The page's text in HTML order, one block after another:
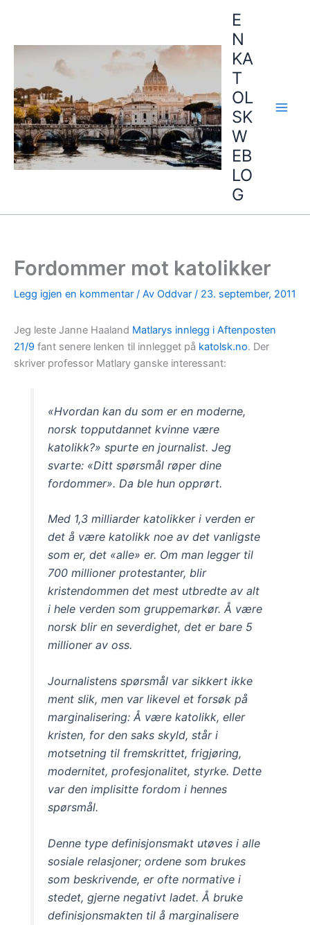
E
N
KA
T
OL
SK
W
EB
LO
G
Fordommer mot katolikker
Legg igjen en kommentar / Av Oddvar / 23. september, 2011
Jeg leste Janne Haaland Matlarys innlegg i Aftenposten
21/9 fant senere lenken til innlegget på katolsk.no. Der
skriver professor Matlary ganske interessant:
«Hvordan kan du som er en moderne,
norsk topputdannet kvinne være
katolikk?» spurte en journalist. Jeg
svarte: «Ditt spørsmål røper dine
fordommer». Da ble hun opprørt.
Med 1,3 milliarder katolikker i verden er
det å være katolikk noe av det vanligste
som er, det «alle» er. Om man legger til
700 millioner protestanter, blir
kristendommen det mest utbredte av alt
i hele verden som gruppemarkør. Å være
norsk blir en severdighet, det er bare 5
millioner av oss.
Journalistens spørsmål var sikkert ikke
ment slik, men var likevel et forsøk på
marginalisering: Å være katolikk, eller
kristen, for den saks skyld, står i
motsetning til fremskrittet, frigjøring,
modernitet, profesjonalitet, styrke. Dette
var den implisitte fordom i hennes
spørsmål.
Denne type definisjonsmakt utøves i alle
sosiale relasjoner; ordene som brukes
som beskrivende, er ofte normative i
stedet, gjerne negativt ladet. Å bruke
definisjonsmakten til å marginalisere